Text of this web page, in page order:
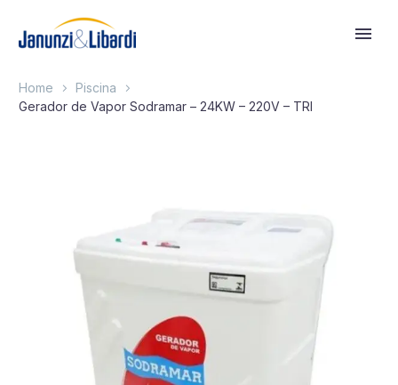
Home
Piscina
Gerador de Vapor Sodramar – 24KW – 220V – TRI